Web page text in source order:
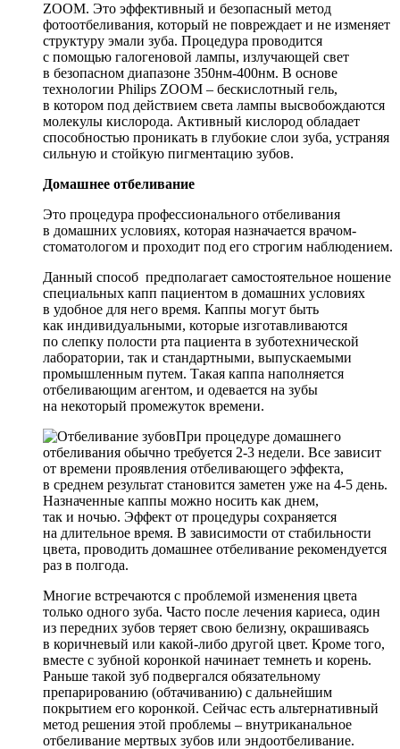
ZOOM. Это эффективный и безопасный метод
фотоотбеливания, который не повреждает и не изменяет
структуру эмали зуба. Процедура проводится
с помощью галогеновой лампы, излучающей свет
в безопасном диапазоне 350нм-400нм. В основе
технологии Philips ZOOM – бескислотный гель,
в котором под действием света лампы высвобождаются
молекулы кислорода. Активный кислород обладает
способностью проникать в глубокие слои зуба, устраняя
сильную и стойкую пигментацию зубов.
Домашнее отбеливание
Это процедура профессионального отбеливания
в домашних условиях, которая назначается врачом-
стоматологом и проходит под его строгим наблюдением.
Данный способ предполагает самостоятельное ношение
специальных капп пациентом в домашних условиях
в удобное для него время. Каппы могут быть
как индивидуальными, которые изготавливаются
по слепку полости рта пациента в зуботехнической
лаборатории, так и стандартными, выпускаемыми
промышленным путем. Такая каппа наполняется
отбеливающим агентом, и одевается на зубы
на некоторый промежуток времени.
При процедуре домашнего
отбеливания обычно требуется 2-3 недели. Все зависит
от времени проявления отбеливающего эффекта,
в среднем результат становится заметен уже на 4-5 день.
Назначенные каппы можно носить как днем,
так и ночью. Эффект от процедуры сохраняется
на длительное время. В зависимости от стабильности
цвета, проводить домашнее отбеливание рекомендуется
раз в полгода.
Многие встречаются с проблемой изменения цвета
только одного зуба. Часто после лечения кариеса, один
из передних зубов теряет свою белизну, окрашиваясь
в коричневый или какой-либо другой цвет. Кроме того,
вместе с зубной коронкой начинает темнеть и корень.
Раньше такой зуб подвергался обязательному
препарированию (обтачиванию) с дальнейшим
покрытием его коронкой. Сейчас есть альтернативный
метод решения этой проблемы – внутриканальное
отбеливание мертвых зубов или эндоотбеливание.